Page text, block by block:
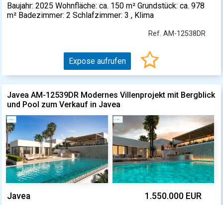
Baujahr: 2025 Wohnfläche: ca. 150 m² Grundstück: ca. 978
m² Badezimmer: 2 Schlafzimmer: 3 , Klima
Ref. AM-12538DR
Expose aufrufen
Javea AM-12539DR Modernes Villenprojekt mit Bergblick
und Pool zum Verkauf in Javea
Javea 1.550.000 EUR